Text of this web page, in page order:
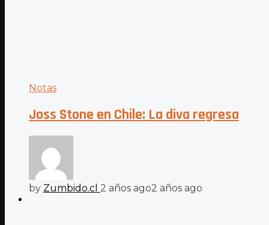
Notas
Joss Stone en Chile: La diva regresa
by Zumbido.cl 2 años ago2 años ago